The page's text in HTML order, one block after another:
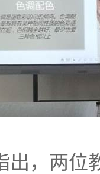
出，两位